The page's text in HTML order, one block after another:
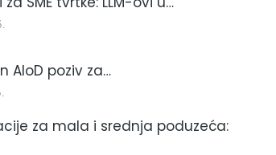
AIoD poziv za…
za mala i srednja poduzeća: